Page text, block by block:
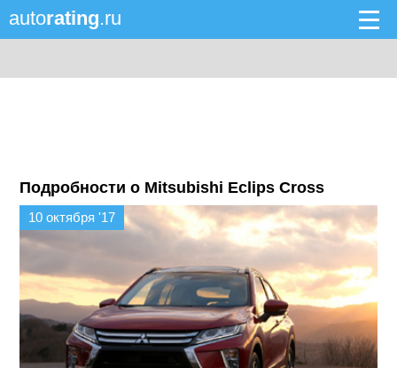
autorating.ru
Подробности о Mitsubishi Eclips Cross
10 октября '17